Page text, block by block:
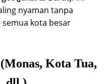
nyaman tanpa
kota besar
Kota Tua,